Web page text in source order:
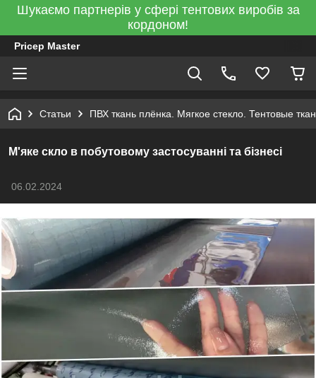
Шукаємо партнерів у сфері тентових виробів за
кордоном!
Pricep Master
Статьи ПВХ ткань плёнка. Мягкое стекло. Тентовые
М'яке скло в побутовому застосуванні та бізнесі
06.02.2024